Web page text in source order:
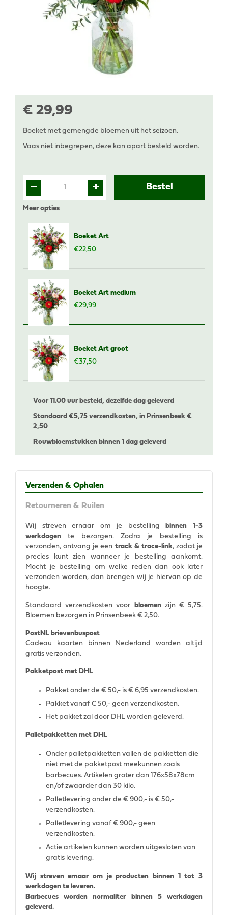
€ 29,99
Boeket met gemengde bloemen uit het seizoen.
Vaas niet inbegrepen, deze kan apart besteld worden.
Meer opties
Boeket Art
€22,50
Boeket Art medium
€29,99
Boeket Art groot
€37,50
Voor 11.00 uur besteld, dezelfde dag geleverd
Standaard €5,75 verzendkosten, in Prinsenbeek €
2,50
Rouwbloemstukken binnen 1 dag geleverd
Verzenden & Ophalen
Retourneren & Ruilen
Wij streven ernaar om je bestelling
binnen 1-3
werkdagen te bezorgen. Zodra je bestelling is
verzonden, ontvang je een track & trace-link, zodat je
precies kunt zien wanneer je bestelling aankomt.
Mocht je bestelling om welke reden dan ook later
verzonden worden, dan brengen wij je hiervan op de
hoogte.
Standaard verzendkosten voor bloemenzijn € 5,75.
Bloemen bezorgen in Prinsenbeek € 2,50.
PostNL brievenbuspost
Cadeau kaarten binnen Nederland worden altijd
gratis verzonden.
Pakketpost met DHL
Pakket onder de € 50,- is € 6,95 verzendkosten.
Pakket vanaf € 50,- geen verzendkosten.
Het pakket zal door DHL worden geleverd.
Palletpakketten met DHL
Onder palletpakketten vallen de pakketten die
niet met de pakketpost meekunnen zoals
barbecues. Artikelen groter dan 176x58x78cm
en/of zwaarder dan 30 kilo.
Palletlevering onder de € 900,- is € 50,-
verzendkosten.
Palletlevering vanaf € 900,- geen
verzendkosten.
Actie artikelen kunnen worden uitgesloten van
gratis levering.
Wij streven ernaar om je producten binnen 1 tot 3
werkdagen te leveren.
Barbecues worden normaliter binnen 5 werkdagen
geleverd.